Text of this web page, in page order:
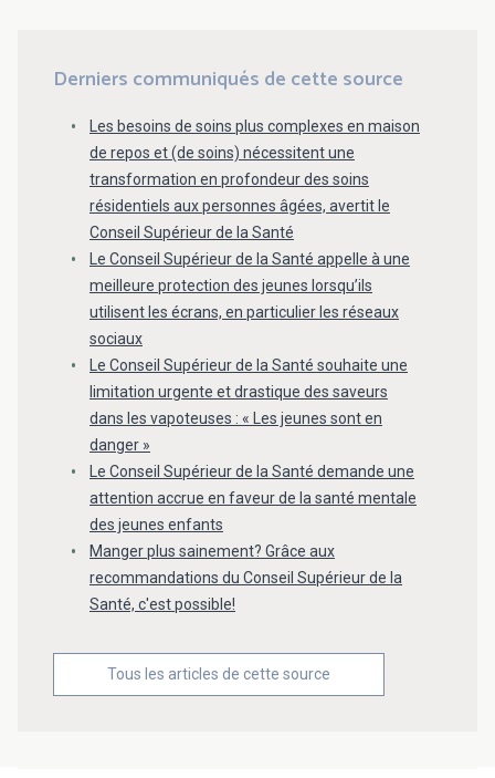
Derniers communiqués de cette source
Les besoins de soins plus complexes en maison
de repos et (de soins) nécessitent une
transformation en profondeur des soins
résidentiels aux personnes âgées, avertit le
Conseil Supérieur de la Santé
Le Conseil Supérieur de la Santé appelle à une
meilleure protection des jeunes lorsqu’ils
utilisent les écrans, en particulier les réseaux
sociaux
Le Conseil Supérieur de la Santé souhaite une
limitation urgente et drastique des saveurs
dans les vapoteuses : « Les jeunes sont en
danger »
Le Conseil Supérieur de la Santé demande une
attention accrue en faveur de la santé mentale
des jeunes enfants
Manger plus sainement? Grâce aux
recommandations du Conseil Supérieur de la
Santé, c'est possible!
Tous les articles de cette source